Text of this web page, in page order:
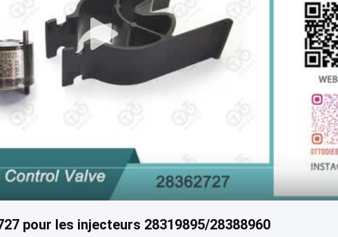
pour les injecteurs 28319895/28388960